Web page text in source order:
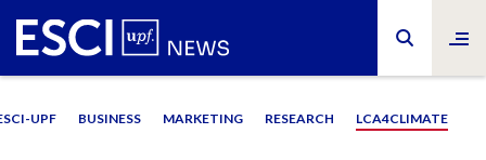
UPF BUSINESS MARKETING RESEARCH LCA4CLIMATE